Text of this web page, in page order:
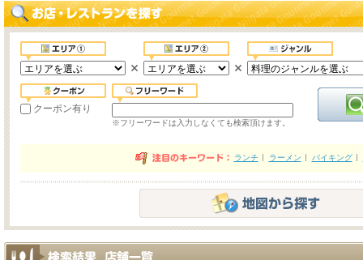
クーポン有り
※フリーワードは入力しなくても検索頂けます。
ランチ ラーメン バイキング